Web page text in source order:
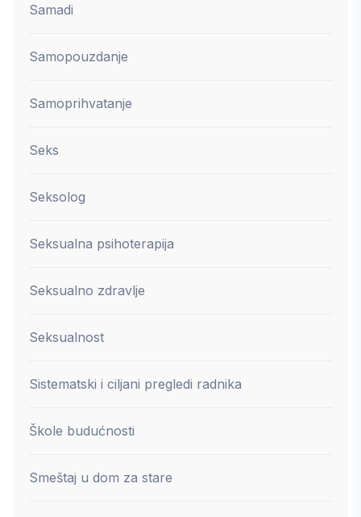
Samadi
Samopouzdanje
Samoprihvatanje
Seks
Seksolog
Seksualna psihoterapija
Seksualno zdravlje
Seksualnost
Sistematski i ciljani pregledi radnika
Škole budućnosti
Smeštaj u dom za stare